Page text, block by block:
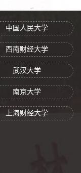
中国人民大学
西南财经大学
武汉大学
南京大学
上海财经大学